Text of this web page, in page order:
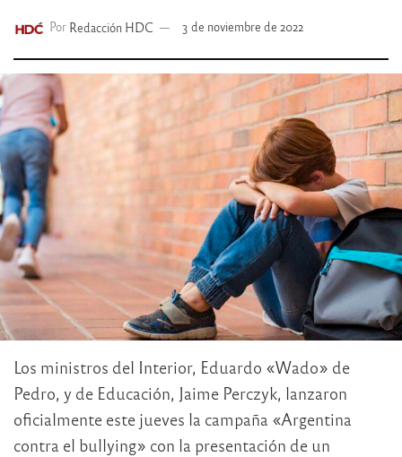
Por Redacción HDC 3 de noviembre de 2022
Los ministros del Interior, Eduardo «Wado» de
Pedro, y de Educación, Jaime Perczyk, lanzaron
oficialmente este jueves la campaña «Argentina
contra el bullying» con la presentación de un